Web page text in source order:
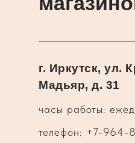
часы работы:
г. Иркутск, ул.
Мадьяр, д. 31
телефон: +7-